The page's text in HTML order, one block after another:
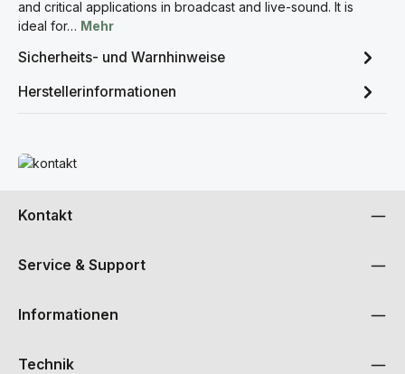
and critical applications in broadcast and live-sound. It is
ideal for… Mehr
Sicherheits- und Warnhinweise
Herstellerinformationen
Mehr erfahren
Kontakt
Service & Support
Informationen
Technik